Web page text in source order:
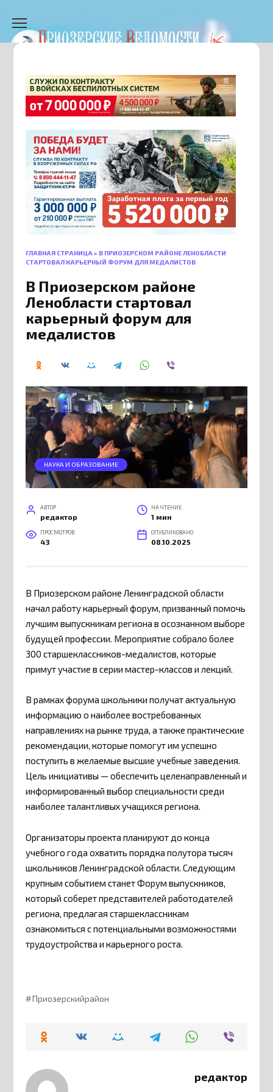
содержанию
ГЛАВНАЯ СТРАНИЦА » В ПРИОЗЕРСКОМ РАЙОНЕ ЛЕНОБЛАСТИ
СТАРТОВАЛ КАРЬЕРНЫЙ ФОРУМ ДЛЯ МЕДАЛИСТОВ
В Приозерском районе
Ленобласти стартовал
карьерный форум для
медалистов
НАУКА И ОБРАЗОВАНИЕ
АВТОР
редактор
НА ЧТЕНИЕ
1 мин
ПРОСМОТРОВ
43
ОПУБЛИКОВАНО
08.10.2025
В Приозерском районе Ленинградской области
начал работу карьерный форум, призванный помочь
лучшим выпускникам региона в осознанном выборе
будущей профессии. Мероприятие собрало более
300 старшеклассников-медалистов, которые
примут участие в серии мастер-классов и лекций.
В рамках форума школьники получат актуальную
информацию о наиболее востребованных
направлениях на рынке труда, а также практические
рекомендации, которые помогут им успешно
поступить в желаемые высшие учебные заведения.
Цель инициативы — обеспечить целенаправленный и
информированный выбор специальности среди
наиболее талантливых учащихся региона.
Организаторы проекта планируют до конца
учебного года охватить порядка полутора тысяч
школьников Ленинградской области. Следующим
крупным событием станет Форум выпускников,
который соберет представителей работодателей
региона, предлагая старшеклассникам
ознакомиться с потенциальными возможностями
трудоустройства и карьерного роста.
Приозерскийрайон
редактор